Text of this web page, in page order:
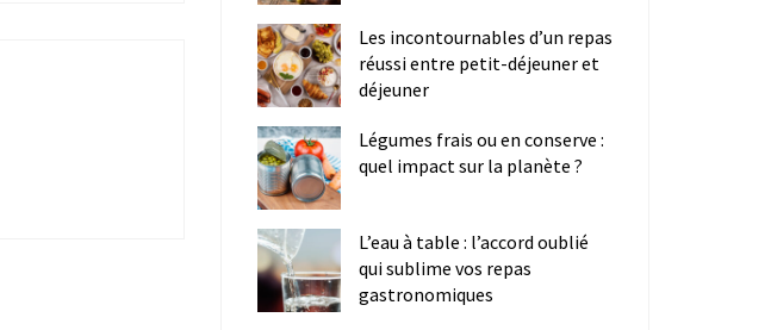
Les incontournables d’un repas
réussi entre petit-déjeuner et
déjeuner
Légumes frais ou en conserve :
quel impact sur la planète ?
L’eau à table : l’accord oublié
qui sublime vos repas
gastronomiques